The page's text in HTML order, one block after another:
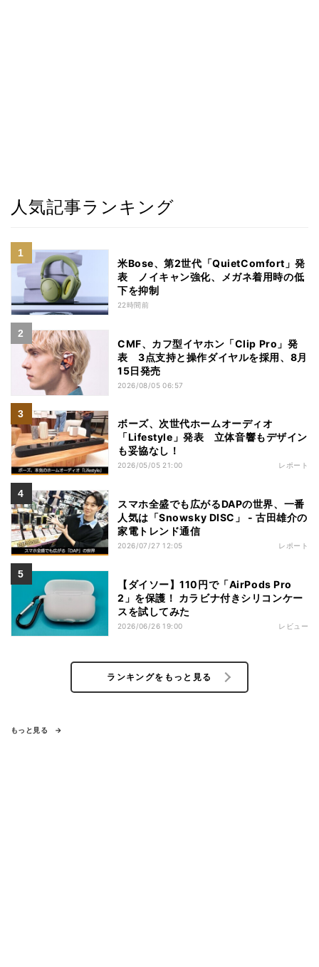
人気記事ランキング
米Bose、第2世代「QuietComfort」発
表 ノイキャン強化、メガネ着用時の低
下を抑制
22時間前
CMF、カフ型イヤホン「Clip Pro」発
表 3点支持と操作ダイヤルを採用、8月
15日発売
2026/08/05 06:57
ボーズ、次世代ホームオーディオ
「Lifestyle」発表 立体音響もデザイン
も妥協なし！
2026/05/05 21:00 レポート
スマホ全盛でも広がるDAPの世界、一番
人気は「Snowsky DISC」 - 古田雄介の
家電トレンド通信
2026/07/27 12:05 レポート
【ダイソー】110円で「AirPods Pro
2」を保護！ カラビナ付きシリコンケー
スを試してみた
2026/06/26 19:00 レビュー
ランキングをもっと見る
もっと見る